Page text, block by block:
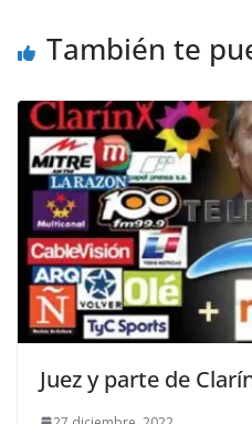
También te
Juez y parte de